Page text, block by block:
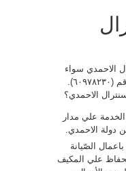
الاحمدي سواء
كان هندي أو باكستاني من خلال الرقم (٦٠٩٧٨٢٣٠).
الاحمدي؟
علي مدار
دولة الاحمدي.
الصّيانة
علي المكيف